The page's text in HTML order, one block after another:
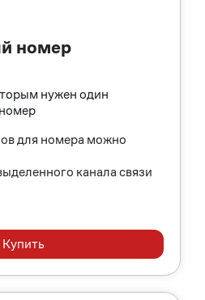
номер
нужен один
для номера можно
канала связи
Купить